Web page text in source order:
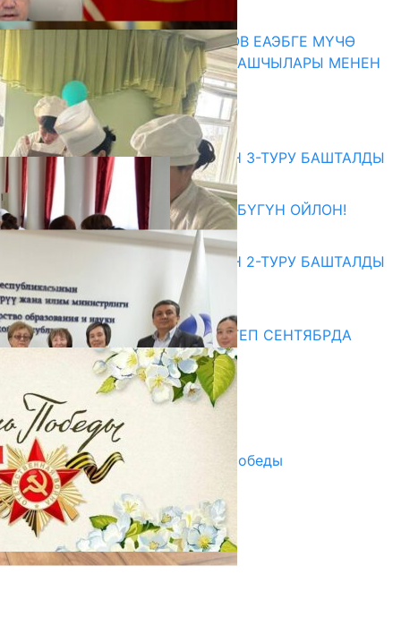
07.08.2026
ПРЕЗИДЕНТ САДЫР ЖАПАРОВ ЕАЭБГЕ МҮЧӨ
МАМЛЕКЕТТЕРДИН ӨКМӨТ БАШЧЫЛАРЫ МЕНЕН
ЖОЛУГУШТУ
07.08.2026
Абитуриент
ЖОЖДОРГО КАБЫЛ АЛУУНУН 3-ТУРУ БАШТАЛДЫ
27.07.2026
ӨЗҮҢДҮН КЕЛЕЧЕГИҢ ҮЧҮН БҮГҮН ОЙЛОН!
20.07.2026
ЖОЖДОРГО КАБЫЛ АЛУУНУН 2-ТУРУ БАШТАЛДЫ
20.07.2026
Медиа
СУЗАКТА 750 ОРУНДУУ МЕКТЕП СЕНТЯБРДА
ПАЙДАЛАНУУГА БЕРИЛЕТ
07.08.2025
Улуу Жеңиштин жандуу сөзү
29.04.2025
Награды в преддверии Дня Победы
29.04.2025